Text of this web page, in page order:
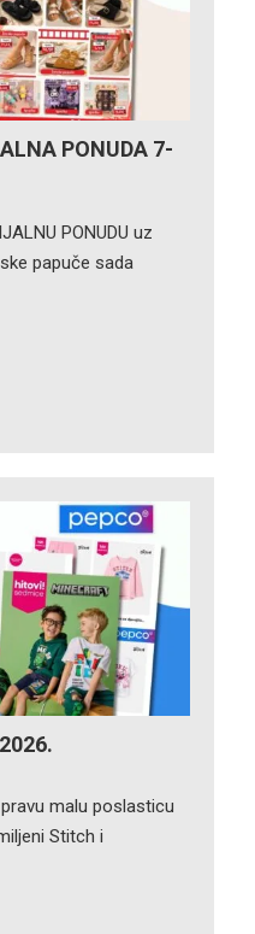
PONUDA 7-
PONUDU uz
papuče sada
malu poslasticu
Stitch i